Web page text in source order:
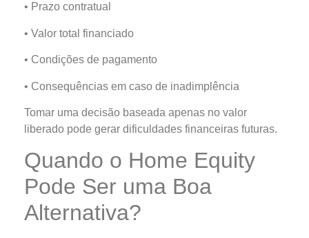
• Prazo contratual
• Valor total financiado
• Condições de pagamento
• Consequências em caso de inadimplência
Tomar uma decisão baseada apenas no valor
liberado pode gerar dificuldades financeiras futuras.
Quando o Home Equity
Pode Ser uma Boa
Alternativa?